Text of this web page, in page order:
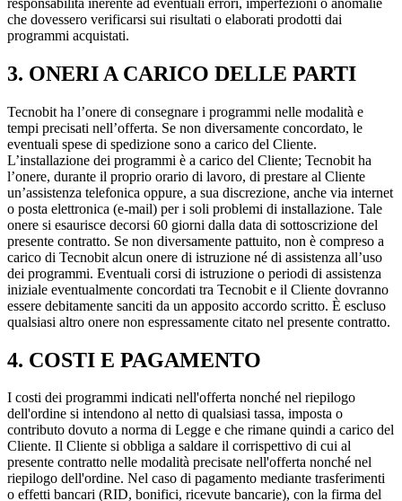
che dovessero verificarsi sui risultati o elaborati prodotti dai
programmi acquistati.
3. ONERI A CARICO DELLE PARTI
Tecnobit ha l’onere di consegnare i programmi nelle modalità e
tempi precisati nell’offerta. Se non diversamente concordato, le
eventuali spese di spedizione sono a carico del Cliente.
L’installazione dei programmi è a carico del Cliente; Tecnobit ha
l’onere, durante il proprio orario di lavoro, di prestare al Cliente
un’assistenza telefonica oppure, a sua discrezione, anche via internet
o posta elettronica (e-mail) per i soli problemi di installazione. Tale
onere si esaurisce decorsi 60 giorni dalla data di sottoscrizione del
presente contratto. Se non diversamente pattuito, non è compreso a
carico di Tecnobit alcun onere di istruzione né di assistenza all’uso
dei programmi. Eventuali corsi di istruzione o periodi di assistenza
iniziale eventualmente concordati tra Tecnobit e il Cliente dovranno
essere debitamente sanciti da un apposito accordo scritto. È escluso
qualsiasi altro onere non espressamente citato nel presente contratto.
4. COSTI E PAGAMENTO
I costi dei programmi indicati nell'offerta nonché nel riepilogo
dell'ordine si intendono al netto di qualsiasi tassa, imposta o
contributo dovuto a norma di Legge e che rimane quindi a carico del
Cliente. Il Cliente si obbliga a saldare il corrispettivo di cui al
presente contratto nelle modalità precisate nell'offerta nonché nel
riepilogo dell'ordine. Nel caso di pagamento mediante trasferimenti
o effetti bancari (RID, bonifici, ricevute bancarie), con la firma del